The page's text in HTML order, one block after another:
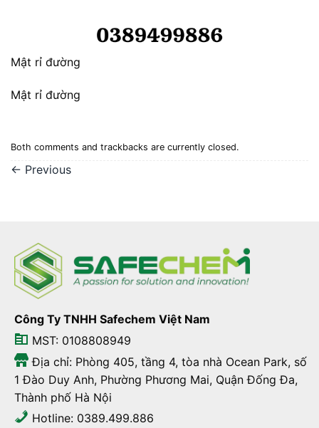
Mật rỉ đường
Mật rỉ đường
Both comments and trackbacks are currently closed.
← Previous
Công Ty TNHH Safechem Việt Nam
MST: 0108808949
Địa chỉ: Phòng 405, tầng 4, tòa nhà Ocean Park, số
1 Đào Duy Anh, Phường Phương Mai, Quận Đống Đa,
Thành phố Hà Nội
Hotline: 0389.499.886